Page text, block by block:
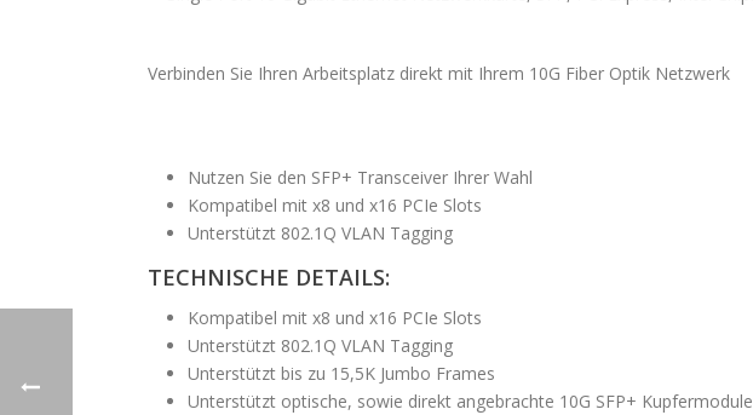
Verbinden Sie Ihren Arbeitsplatz direkt mit Ihrem 10G Fiber Optik Netzwerk
Nutzen Sie den SFP+ Transceiver Ihrer Wahl
Kompatibel mit x8 und x16 PCIe Slots
Unterstützt 802.1Q VLAN Tagging
TECHNISCHE DETAILS:
Kompatibel mit x8 und x16 PCIe Slots
Unterstützt 802.1Q VLAN Tagging
Unterstützt bis zu 15,5K Jumbo Frames
Unterstützt optische, sowie direkt angebrachte 10G SFP+ Kupfermodule